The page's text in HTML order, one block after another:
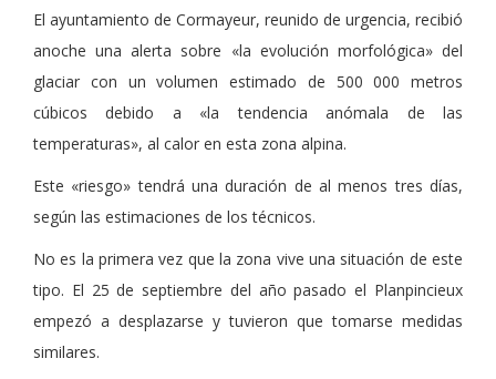
El ayuntamiento de Cormayeur, reunido de urgencia, recibió
anoche una alerta sobre «la evolución morfológica» del
glaciar con un volumen estimado de 500 000 metros
cúbicos debido a «la tendencia anómala de las
temperaturas», al calor en esta zona alpina.
Este «riesgo» tendrá una duración de al menos tres días,
según las estimaciones de los técnicos.
No es la primera vez que la zona vive una situación de este
tipo. El 25 de septiembre del año pasado el Planpincieux
empezó a desplazarse y tuvieron que tomarse medidas
similares.